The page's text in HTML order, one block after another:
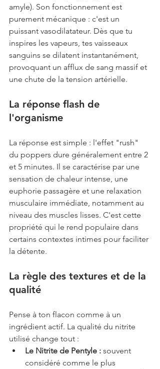
amyle). Son fonctionnement est
purement mécanique : c'est un
puissant vasodilatateur. Dès que tu
inspires les vapeurs, tes vaisseaux
sanguins se dilatent instantanément,
provoquant un afflux de sang massif et
une chute de la tension artérielle.
La réponse flash de
l'organisme
La réponse est simple : l'effet "rush"
du poppers dure généralement entre 2
et 5 minutes. Il se caractérise par une
sensation de chaleur intense, une
euphorie passagère et une relaxation
musculaire immédiate, notamment au
niveau des muscles lisses. C'est cette
propriété qui le rend populaire dans
certains contextes intimes pour faciliter
la détente.
La règle des textures et de la
qualité
Pense à ton flacon comme à un
ingrédient actif. La qualité du nitrite
utilisé change tout :
Le Nitrite de Pentyle : souvent
considéré comme le plus